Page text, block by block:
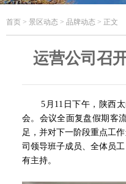
首页 > 景区动态 > 品牌动态 > 正文
运营公司召
5月11日下午，陕西太
会。会议全面复盘假期客
足，并对下一阶段重点工
司领导班子成员、全体员
有主持。